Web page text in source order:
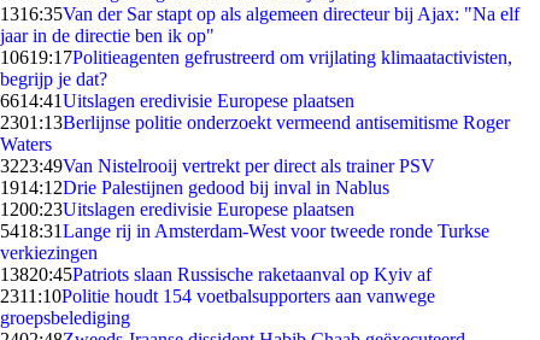
1316:35Van der Sar stapt op als algemeen directeur bij Ajax: "Na elf
jaar in de directie ben ik op"
10619:17Politieagenten gefrustreerd om vrijlating klimaatactivisten,
begrijp je dat?
6614:41Uitslagen eredivisie Europese plaatsen
2301:13Berlijnse politie onderzoekt vermeend antisemitisme Roger
Waters
3223:49Van Nistelrooij vertrekt per direct als trainer PSV
1914:12Drie Palestijnen gedood bij inval in Nablus
1200:23Uitslagen eredivisie Europese plaatsen
5418:31Lange rij in Amsterdam-West voor tweede ronde Turkse
verkiezingen
13820:45Patriots slaan Russische raketaanval op Kyiv af
2311:10Politie houdt 154 voetbalsupporters aan vanwege
groepsbelediging